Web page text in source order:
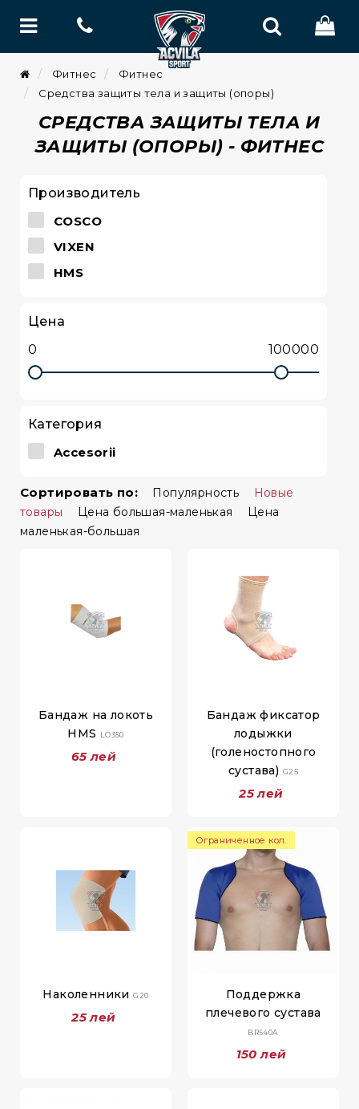
Фитнес
Фитнес
Средства защиты тела и защиты (опоры)
СРЕДСТВА ЗАЩИТЫ ТЕЛА И
ЗАЩИТЫ (ОПОРЫ) - ФИТНЕС
Производитель
COSCO
VIXEN
HMS
Цена
Категория
Accesorii
Сортировать по: Популярность
Новые
товары
Цена большая-маленькая
Цена
маленькая-большая
Бандаж на локоть
HMS
LO350
65 лей
Бандаж фиксатор
лодыжки
(голеностопного
сустава) G25
25 лей
НаколенникиG20
25 лей
Ограниченное кол.
Поддержка
плечевого сустава
BR540A
150 лей